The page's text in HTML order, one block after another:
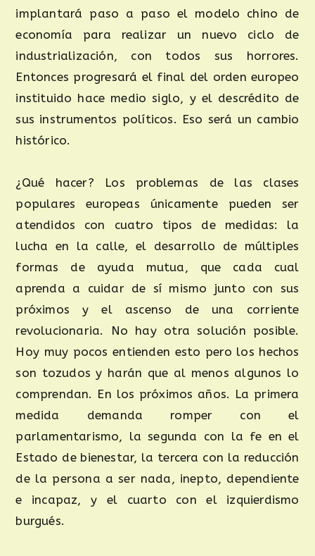
implantará paso a paso el modelo chino de
economía para realizar un nuevo ciclo de
industrialización, con todos sus horrores.
Entonces progresará el final del orden europeo
instituido hace medio siglo, y el descrédito de
sus instrumentos políticos. Eso será un cambio
histórico.
¿Qué hacer? Los problemas de las clases
populares europeas únicamente pueden ser
atendidos con cuatro tipos de medidas: la
lucha en la calle, el desarrollo de múltiples
formas de ayuda mutua, que cada cual
aprenda a cuidar de sí mismo junto con sus
próximos y el ascenso de una corriente
revolucionaria. No hay otra solución posible.
Hoy muy pocos entienden esto pero los hechos
son tozudos y harán que al menos algunos lo
comprendan. En los próximos años. La primera
medida demanda romper con el
parlamentarismo, la segunda con la fe en el
Estado de bienestar, la tercera con la reducción
de la persona a ser nada, inepto, dependiente
e incapaz, y el cuarto con el izquierdismo
burgués.